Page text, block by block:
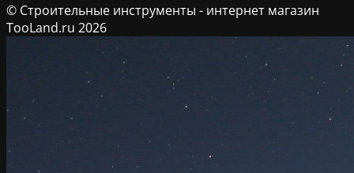
© Строительные инструменты - интернет магазин
TooLand.ru 2026